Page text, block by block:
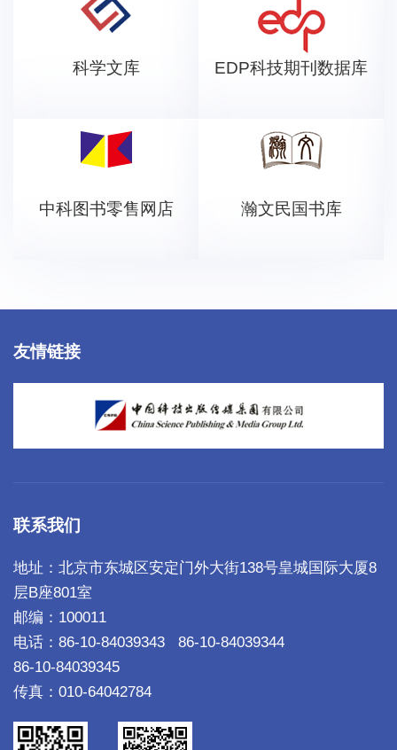
科学文库 EDP科技期刊数据库
中科图书零售网店 瀚文民国书库
友情链接
联系我们
地址：北京市东城区安定门外大街138号皇城国际大厦8
层B座801室
邮编：100011
电话：86-10-84039343
86-10-84039344
86-10-84039345
传真：010-64042784